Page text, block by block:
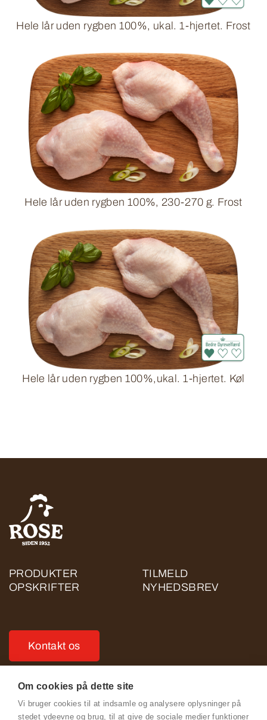
Hele lår uden rygben 100%, ukal. 1-hjertet. Frost
Hele lår uden rygben 100%, 230-270 g. Frost
Hele lår uden rygben 100%,ukal. 1-hjertet. Køl
PRODUKTER
OPSKRIFTER
TILMELD
NYHEDSBREV
Kontakt os
Om cookies på dette site
Vi bruger cookies til at indsamle og analysere oplysninger på
stedet ydeevne og brug, til at give de sociale medier funktioner